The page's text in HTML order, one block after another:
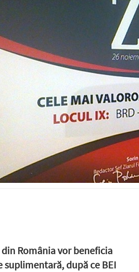
România vor beneficia
suplimentară, după ce BEI